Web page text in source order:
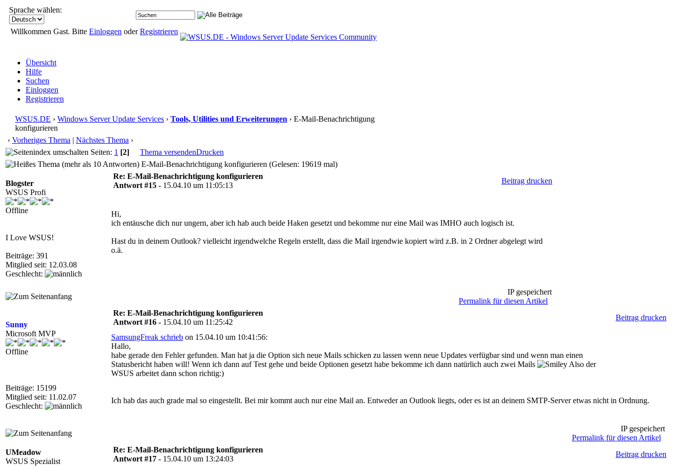
Sprache wählen:
Willkommen Gast. Bitte Einloggen oderRegistrieren
Übersicht
Hilfe
Suchen
Einloggen
Registrieren
WSUS.DE › Windows Server Update Services › Tools, Utilities und Erweiterungen › E-Mail-Benachrichtigung
konfigurieren
‹ Vorheriges Thema | Nächstes Thema ›
Seiten: 1 [2] Thema versendenDrucken
E-Mail-Benachrichtigung konfigurieren (Gelesen: 19619 mal)
Blogster
WSUS Profi
Offline
I Love WSUS!
Beiträge: 391
Mitglied seit: 12.03.08
Geschlecht:
Re: E-Mail-Benachrichtigung konfigurieren
Antwort #15 - 15.04.10 um 11:05:13
Beitrag drucken
Hi,
ich entäusche dich nur ungern, aber ich hab auch beide Haken gesetzt und bekomme nur eine Mail was IMHO auch logisch ist.
Hast du in deinem Outlook? vielleicht irgendwelche Regeln erstellt, dass die Mail irgendwie kopiert wird z.B. in 2 Ordner abgelegt wird
o.ä.
IP gespeichert
Permalink für diesen Artikel
Sunny
Microsoft MVP
Offline
Beiträge: 15199
Mitglied seit: 11.02.07
Geschlecht:
Re: E-Mail-Benachrichtigung konfigurieren
Antwort #16 - 15.04.10 um 11:25:42
Beitrag drucken
SamsungFreak schrieb on 15.04.10 um 10:41:56:
Hallo,
habe gerade den Fehler gefunden. Man hat ja die Option sich neue Mails schicken zu lassen wenn neue Updates verfügbar sind und wenn man einen
Statusbericht haben will! Wenn ich dann auf Test gehe und beide Optionen gesetzt habe bekomme ich dann natürlich auch zwei Mails
Also der
WSUS arbeitet dann schon richtig:)
Ich hab das auch grade mal so eingestellt. Bei mir kommt auch nur eine Mail an. Entweder an Outlook liegts, oder es ist an deinem SMTP-Server etwas nicht in Ordnung.
IP gespeichert
Permalink für diesen Artikel
UMeadow
WSUS Spezialist
Re: E-Mail-Benachrichtigung konfigurieren
Antwort #17 - 15.04.10 um 13:24:03
Beitrag drucken